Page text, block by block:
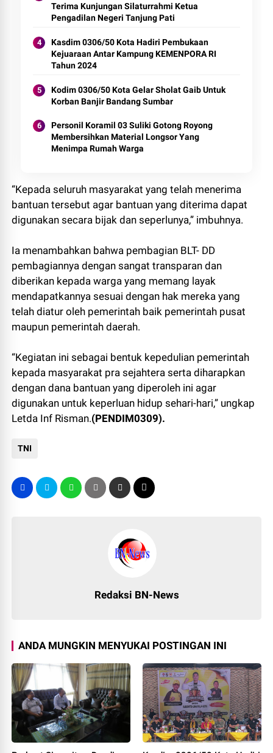
Terima Kunjungan Silaturrahmi Ketua
Pengadilan Negeri Tanjung Pati
Kasdim 0306/50 Kota Hadiri Pembukaan
Kejuaraan Antar Kampung KEMENPORA RI
Tahun 2024
Kodim 0306/50 Kota Gelar Sholat Gaib Untuk
Korban Banjir Bandang Sumbar
Personil Koramil 03 Suliki Gotong Royong
Membersihkan Material Longsor Yang
Menimpa Rumah Warga
“Kepada seluruh masyarakat yang telah menerima
bantuan tersebut agar bantuan yang diterima dapat
digunakan secara bijak dan seperlunya,” imbuhnya.
Ia menambahkan bahwa pembagian BLT- DD
pembagiannya dengan sangat transparan dan
diberikan kepada warga yang memang layak
mendapatkannya sesuai dengan hak mereka yang
telah diatur oleh pemerintah baik pemerintah pusat
maupun pemerintah daerah.
“Kegiatan ini sebagai bentuk kepedulian pemerintah
kepada masyarakat pra sejahtera serta diharapkan
dengan dana bantuan yang diperoleh ini agar
digunakan untuk keperluan hidup sehari-hari,” ungkap
Letda Inf Risman.(PENDIM0309).
TNI
Redaksi BN-News
ANDA MUNGKIN MENYUKAI POSTINGAN INI